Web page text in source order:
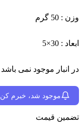
وزن : 50 گرم
ابعاد : 30×5
در انبار موجود نمی باشد
موجود شد، خبرم کن
تضمین قیمت